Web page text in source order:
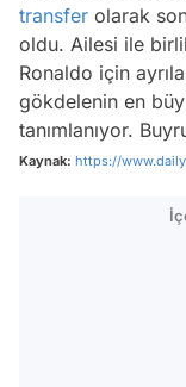
transfer olarak
oldu. Ailesi ile
Ronaldo için
gökdelenin en
tanımlanıyor.
Kaynak: https://